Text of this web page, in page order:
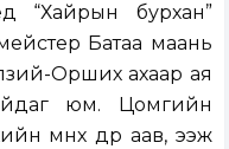
“Хайрын бурхан”
Батаа маань
Орших ахаар ая
юм. Цомгийн
өмнөх өдөр аав, ээж